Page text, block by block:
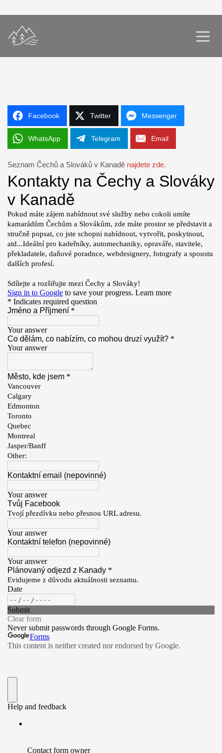
Facebook Twitter Messenger
WhatsApp Telegram Email
Seznam Čechů a Slováků v Kanadě najdete zde.